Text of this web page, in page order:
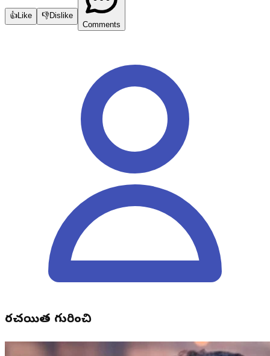
👍Like 👎Dislike
Comments
రచయిత గురించి